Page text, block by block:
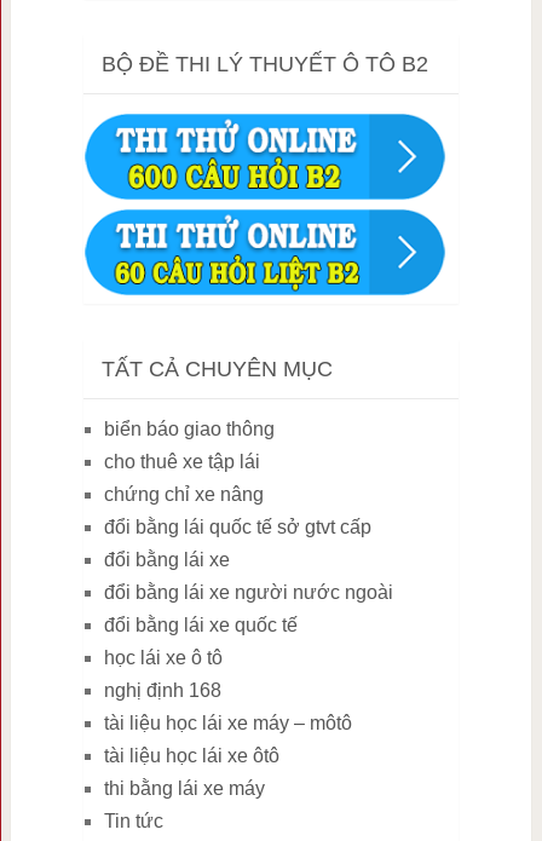
BỘ ĐỀ THI LÝ THUYẾT Ô TÔ B2
TẤT CẢ CHUYÊN MỤC
biển báo giao thông
cho thuê xe tập lái
chứng chỉ xe nâng
đổi bằng lái quốc tế sở gtvt cấp
đổi bằng lái xe
đổi bằng lái xe người nước ngoài
đổi bằng lái xe quốc tế
học lái xe ô tô
nghị định 168
tài liệu học lái xe máy – môtô
tài liệu học lái xe ôtô
thi bằng lái xe máy
Tin tức